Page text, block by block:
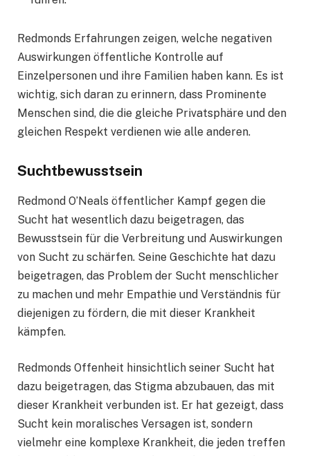
Redmonds Erfahrungen zeigen, welche negativen
Auswirkungen öffentliche Kontrolle auf
Einzelpersonen und ihre Familien haben kann. Es ist
wichtig, sich daran zu erinnern, dass Prominente
Menschen sind, die die gleiche Privatsphäre und den
gleichen Respekt verdienen wie alle anderen.
Suchtbewusstsein
Redmond O’Neals öffentlicher Kampf gegen die
Sucht hat wesentlich dazu beigetragen, das
Bewusstsein für die Verbreitung und Auswirkungen
von Sucht zu schärfen. Seine Geschichte hat dazu
beigetragen, das Problem der Sucht menschlicher
zu machen und mehr Empathie und Verständnis für
diejenigen zu fördern, die mit dieser Krankheit
kämpfen.
Redmonds Offenheit hinsichtlich seiner Sucht hat
dazu beigetragen, das Stigma abzubauen, das mit
dieser Krankheit verbunden ist. Er hat gezeigt, dass
Sucht kein moralisches Versagen ist, sondern
vielmehr eine komplexe Krankheit, die jeden treffen